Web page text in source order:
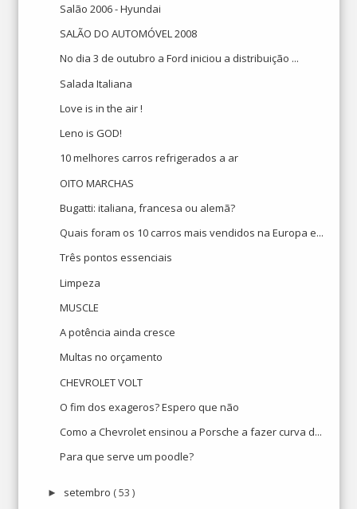
Salão 2006 - Hyundai
SALÃO DO AUTOMÓVEL 2008
No dia 3 de outubro a Ford iniciou a distribuição ...
Salada Italiana
Love is in the air !
Leno is GOD!
10 melhores carros refrigerados a ar
OITO MARCHAS
Bugatti: italiana, francesa ou alemã?
Quais foram os 10 carros mais vendidos na Europa e...
Três pontos essenciais
Limpeza
MUSCLE
A potência ainda cresce
Multas no orçamento
CHEVROLET VOLT
O fim dos exageros? Espero que não
Como a Chevrolet ensinou a Porsche a fazer curva d...
Para que serve um poodle?
► setembro ( 53 )